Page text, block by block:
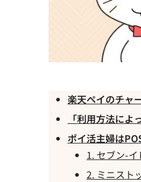
楽天ペイのチャ
「利用方法に
ポイ活主婦は
1. セブン-
2. ミニスト